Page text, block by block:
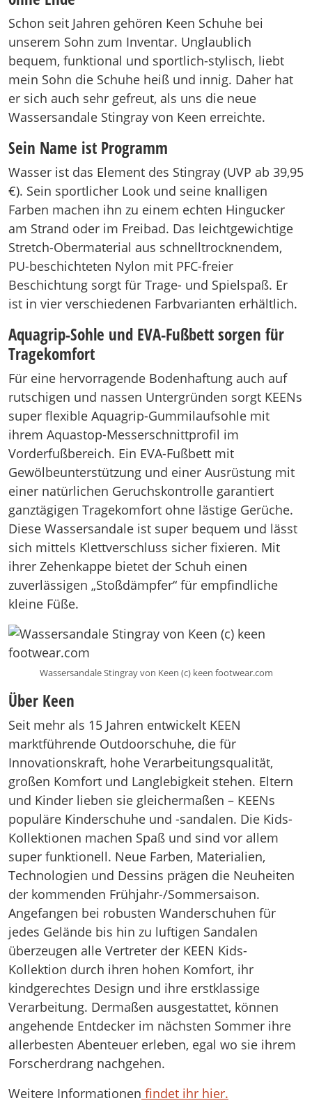
Schon seit Jahren gehören Keen Schuhe bei
unserem Sohn zum Inventar. Unglaublich
bequem, funktional und sportlich-stylisch, liebt
mein Sohn die Schuhe heiß und innig. Daher hat
er sich auch sehr gefreut, als uns die neue
Wassersandale Stingray von Keen erreichte.
Sein Name ist Programm
Wasser ist das Element des Stingray (UVP ab 39,95
€). Sein sportlicher Look und seine knalligen
Farben machen ihn zu einem echten Hingucker
am Strand oder im Freibad. Das leichtgewichtige
Stretch-Obermaterial aus schnelltrocknendem,
PU-beschichteten Nylon mit PFC-freier
Beschichtung sorgt für Trage- und Spielspaß. Er
ist in vier verschiedenen Farbvarianten erhältlich.
Aquagrip-Sohle und EVA-Fußbett sorgen für
Tragekomfort
Für eine hervorragende Bodenhaftung auch auf
rutschigen und nassen Untergründen sorgt KEENs
super flexible Aquagrip-Gummilaufsohle mit
ihrem Aquastop-Messerschnittprofil im
Vorderfußbereich. Ein EVA-Fußbett mit
Gewölbeunterstützung und einer Ausrüstung mit
einer natürlichen Geruchskontrolle garantiert
ganztägigen Tragekomfort ohne lästige Gerüche.
Diese Wassersandale ist super bequem und lässt
sich mittels Klettverschluss sicher fixieren. Mit
ihrer Zehenkappe bietet der Schuh einen
zuverlässigen „Stoßdämpfer“ für empfindliche
kleine Füße.
Wassersandale Stingray von Keen (c) keen footwear.com
Über Keen
Seit mehr als 15 Jahren entwickelt KEEN
marktführende Outdoorschuhe, die für
Innovationskraft, hohe Verarbeitungsqualität,
großen Komfort und Langlebigkeit stehen. Eltern
und Kinder lieben sie gleichermaßen – KEENs
populäre Kinderschuhe und -sandalen. Die Kids-
Kollektionen machen Spaß und sind vor allem
super funktionell. Neue Farben, Materialien,
Technologien und Dessins prägen die Neuheiten
der kommenden Frühjahr-/Sommersaison.
Angefangen bei robusten Wanderschuhen für
jedes Gelände bis hin zu luftigen Sandalen
überzeugen alle Vertreter der KEEN Kids-
Kollektion durch ihren hohen Komfort, ihr
kindgerechtes Design und ihre erstklassige
Verarbeitung. Dermaßen ausgestattet, können
angehende Entdecker im nächsten Sommer ihre
allerbesten Abenteuer erleben, egal wo sie ihrem
Forscherdrang nachgehen.
Weitere Informationen findet ihr hier.